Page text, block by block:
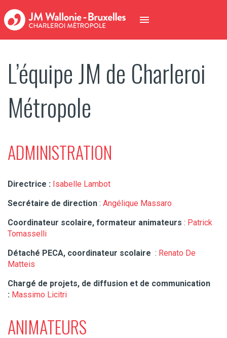
L’équipe JM de Charleroi
Métropole
ADMINISTRATION
Directrice : Isabelle Lambot
Secrétaire de direction : Angélique Massaro
Coordinateur scolaire, formateur animateurs : Patrick
Tomasselli
Détaché PECA, coordinateur scolaire : Renato De
Matteis
Chargé de projets, de diffusion et de communication
: Massimo Licitri
ANIMATEURS